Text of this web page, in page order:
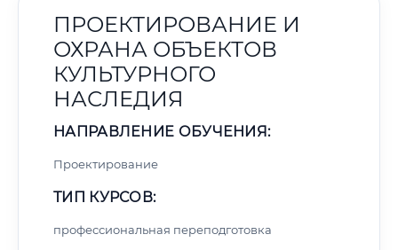
ПРОЕКТИРОВАНИЕ И
ОХРАНА ОБЪЕКТОВ
КУЛЬТУРНОГО
НАСЛЕДИЯ
НАПРАВЛЕНИЕ ОБУЧЕНИЯ:
Проектирование
ТИП КУРСОВ:
профессиональная переподготовка